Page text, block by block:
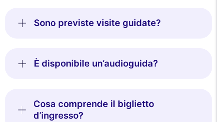
Sono previste visite guidate?
È disponibile un’audioguida?
Cosa comprende il biglietto
d’ingresso?